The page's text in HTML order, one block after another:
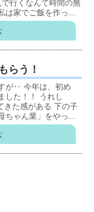
行くなんて時間の無
は家でご飯を作っ...
らう！
が‥ 今年は、初め
した！！ うれし
きた感がある 下の子
ちゃん業」をやっ...